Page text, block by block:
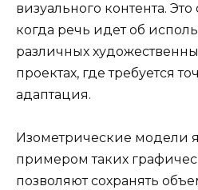
визуального контента.
когда речь идет об
различных
проектах, где требуется
адаптация.
Изометрические модели
примером таких
позволяют сохранять